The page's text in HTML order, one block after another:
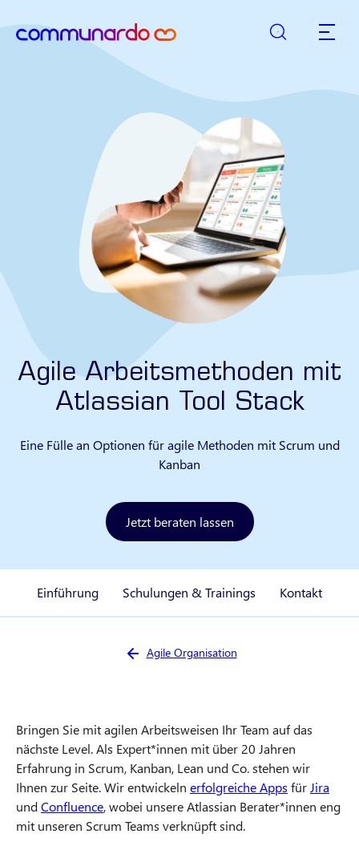
Suche
Agile Arbeitsmethoden mit
Atlassian Tool Stack
Eine Fülle an Optionen für agile Methoden mit Scrum und
Kanban
Jetzt beraten lassen
Einführung Schulungen & Trainings Kontakt
Sie sind hier:
Agile Organisation
Bringen Sie mit agilen Arbeitsweisen Ihr Team auf das
nächste Level. Als Expert*innen mit über 20 Jahren
Erfahrung in Scrum, Kanban, Lean und Co. stehen wir
Ihnen zur Seite. Wir entwickeln erfolgreiche Apps für Jira
undConfluence, wobei unsere Atlassian Berater*innen eng
mit unseren Scrum Teams verknüpft sind.